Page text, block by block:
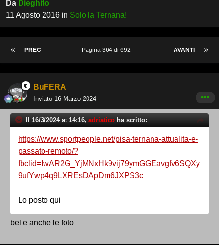
Da Dieghito
11 Agosto 2016 in Solo la Ternana!
PREC AVANTI
Pagina 364 di 692
BuFERA
Inviato 16 Marzo 2024
Il 16/3/2024 at 14:16, adriatico ha scritto:
https://www.sportpeople.net/pisa-ternana-attualita-e-
passato-remoto/?
fbclid=IwAR2G_YjMNxHk9vij79ymGGEavgfv6SQXy
9ufYwp4q9LXREsDApDm6JXPS3c
Lo posto qui
belle anche le foto